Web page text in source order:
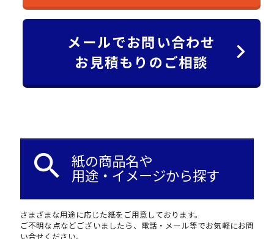
メールでお問い合わせ
お見積もりのご相談
search 紙の商品名や
用途・イメージから探す
さまざまな用途に応じた紙をご用意しております。
ご不明な点などございましたら、電話・メール等でお気軽にお問
い合せください。